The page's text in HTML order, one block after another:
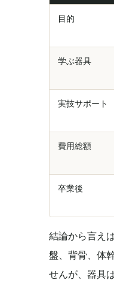
目的
学ぶ器具
実技サポート
費用総額
卒業後
結論から言え
盤、背骨、体
せんが、器具